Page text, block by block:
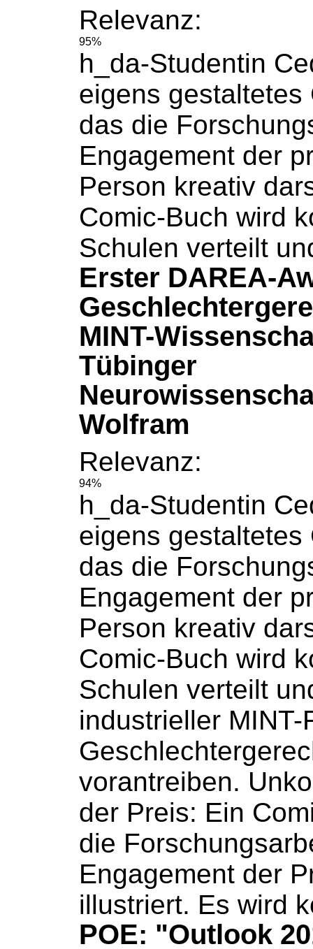
Relevanz:
95%
h_da-Studentin
eigens gestaltetes
das die
Engagement der
Person kreativ
Comic-Buch wird
Schulen verteilt
Erster DAREA-
MINT-
Tübinger
Wolfram
Relevanz:
94%
h_da-Studentin
eigens gestaltetes
das die
Engagement der
Person kreativ
Comic-Buch wird
Schulen verteilt
industrieller MINT-
vorantreiben.
der Preis: Ein
die
Engagement der
illustriert. Es wird
POE: "Outlook